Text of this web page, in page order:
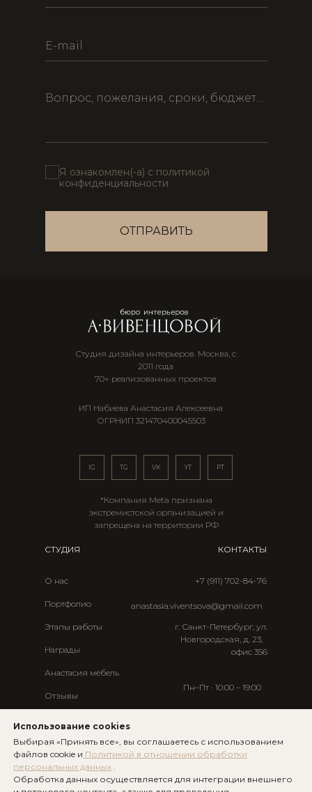
Я ознакомлен(-а) с политикой
конфиденциальности
ОТПРАВИТЬ
Студия дизайна интерьеров. Москва, с
2011 года
70+ реализованных проектов
ИП Набиева Анастасия Алексеевна
ОГРНИП 321470400045503
*Компания Meta признана
экстремистской организацией и
запрещена на территории РФ
IG TG VK YT PT
УСЛУГИ
СТУДИЯ
О нас
Портфолио
Этапы работы
Награды
Анастасия мебель
Отзывы
Контакты TG WA
КОНТАКТЫ
+7 (911) 702-84-76
anastasia.viventsova@gmail.com
г. Санкт-Петербург, ул.
Новгородская, д. 23,
офис 356
Пн–Пт · 10:00 – 19:00
ИНФОРМАЦИЯ
Использование cookies
Выбирая «Принять все», вы соглашаетесь с использованием
файлов cookie и Политикой в отношении обработки
персональных данных .
Обработка данных осуществляется для интеграции внешнего